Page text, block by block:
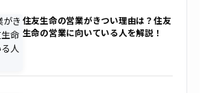
住友生命の営業がきつい理由は？住友
生命の営業に向いている人を解説！